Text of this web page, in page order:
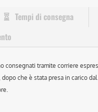
Tempi di consegna
consegnati tramite corriere
che è stata presa in carico